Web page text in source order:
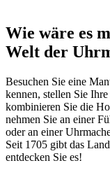
Wie wäre es
Welt der
Besuchen Sie eine
kennen, stellen Sie
kombinieren Sie die
nehmen Sie an einer
oder an einer
Seit 1705 gibt das
entdecken Sie es!